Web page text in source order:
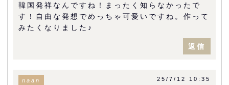
韓国発祥なんですね！まったく知らなかったで
す！自由な発想でめっちゃ可愛いですね。作って
みたくなりました♪
返信
naan 25/7/12 10:35